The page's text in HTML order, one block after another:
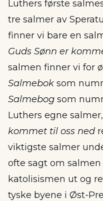
Luthers første
tre salmer av
finner vi bare en
Guds Sønn er
salmen finner vi for
Salmebok som
Salmebog som
Luthers egne
kommet til oss ned
viktigste salmer
ofte sagt om salmen
katolisismen ut og
tyske byene i Øst-